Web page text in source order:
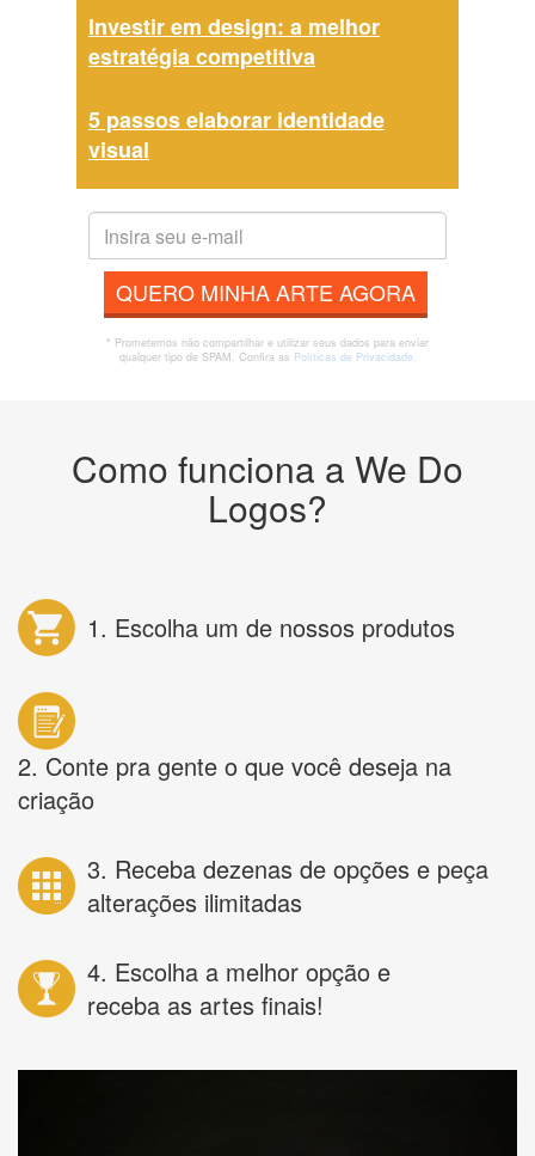
Investir em design: a melhor
estratégia competitiva
5 passos elaborar identidade
visual
QUERO MINHA ARTE AGORA
* Prometemos não compartilhar e utilizar seus dados para enviar
qualquer tipo de SPAM. Confira as Políticas de Privacidade.
Como funciona a We Do
Logos?
1. Escolha um de nossos produtos
2. Conte pra gente o que você deseja na
criação
3. Receba dezenas de opções e peça
alterações ilimitadas
4. Escolha a melhor opção e
receba as artes finais!